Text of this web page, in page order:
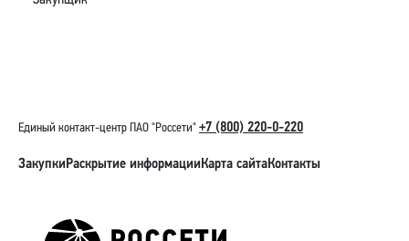
Единый контакт-центр ПАО "Россети" +7 (800) 220-0-220
ЗакупкиРаскрытие информацииКарта сайтаКонтакты